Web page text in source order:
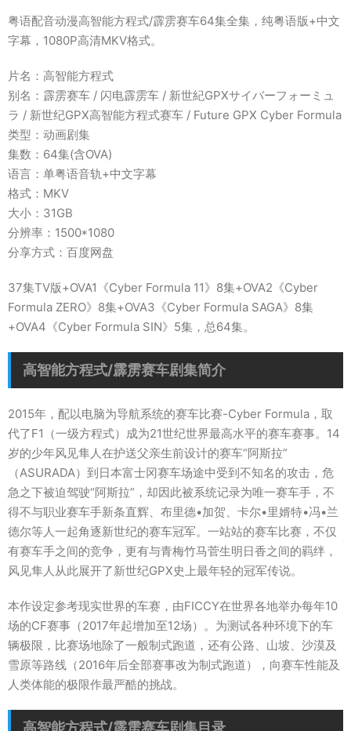
粤语配音动漫高智能方程式/霹雳赛车64集全集，纯粤语版+中文
字幕，1080P高清MKV格式。
片名：高智能方程式
别名：霹雳赛车 / 闪电霹雳车 / 新世紀GPXサイバーフォーミュ
ラ / 新世纪GPX高智能方程式赛车 / Future GPX Cyber Formula
类型：动画剧集
集数：64集(含OVA)
语言：单粤语音轨+中文字幕
格式：MKV
大小：31GB
分辨率：1500*1080
分享方式：百度网盘
37集TV版+OVA1《Cyber Formula 11》8集+OVA2《Cyber
Formula ZERO》8集+OVA3《Cyber Formula SAGA》8集
+OVA4《Cyber Formula SIN》5集，总64集。
高智能方程式/霹雳赛车剧集简介
2015年，配以电脑为导航系统的赛车比赛-Cyber Formula，取
代了F1（一级方程式）成为21世纪世界最高水平的赛车赛事。14
岁的少年风见隼人在护送父亲生前设计的赛车“阿斯拉”
（ASURADA）到日本富士冈赛车场途中受到不知名的攻击，危
急之下被迫驾驶“阿斯拉”，却因此被系统记录为唯一赛车手，不
得不与职业赛车手新条直辉、布里德•加贺、卡尔•里婿特•冯•兰
德尔等人一起角逐新世纪的赛车冠军。一站站的赛车比赛，不仅
有赛车手之间的竞争，更有与青梅竹马菅生明日香之间的羁绊，
风见隼人从此展开了新世纪GPX史上最年轻的冠军传说。
本作设定参考现实世界的车赛，由FICCY在世界各地举办每年10
场的CF赛事（2017年起增加至12场）。为测试各种环境下的车
辆极限，比赛场地除了一般制式跑道，还有公路、山坡、沙漠及
雪原等路线（2016年后全部赛事改为制式跑道），向赛车性能及
人类体能的极限作最严酷的挑战。
高智能方程式/霹雳赛车剧集目录